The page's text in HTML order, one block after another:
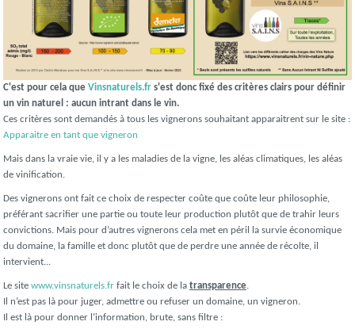
C'est pour cela que Vinsnaturels.fr s'est donc fixé des critères clairs pour définir
un vin naturel : aucun intrant dans le vin.
Ces critères sont demandés à tous les vignerons souhaitant apparaitrent sur le site :
Apparaitre en tant que vigneron
Mais dans la vraie vie, il y a les maladies de la vigne, les aléas climatiques, les aléas
de vinification.
Des vignerons ont fait ce choix de respecter coûte que coûte leur philosophie,
préférant sacrifier une partie ou toute leur production plutôt que de trahir leurs
convictions. Mais pour d’autres vignerons cela met en péril la survie économique
du domaine, la famille et donc plutôt que de perdre une année de récolte, il
intervient...
Le site www.vinsnaturels.fr fait le choix de la transparence.
Il n’est pas là pour juger, admettre ou refuser un domaine, un vigneron.
Il est là pour donner l’information, brute, sans filtre :